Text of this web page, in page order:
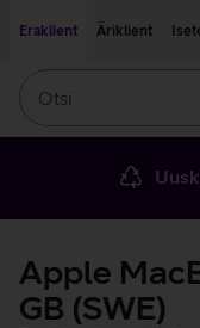
Eraklient
Äriklient
Apple
GB (SWE)